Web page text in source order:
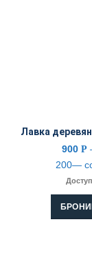
Лавка
900 Р
200—